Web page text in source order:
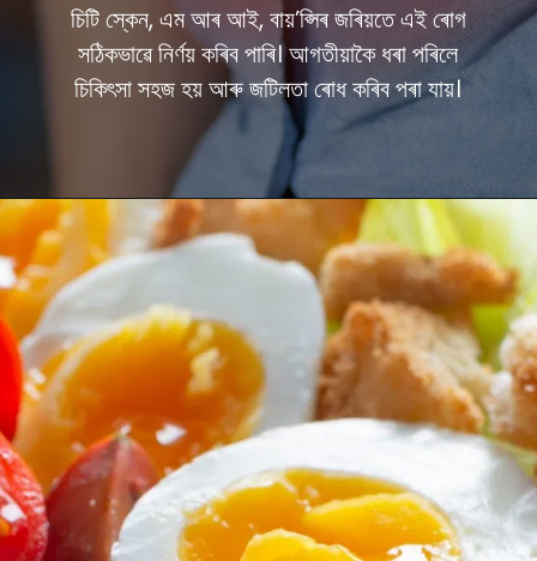
চিটি স্কেন, এম আৰ আই, বায়’প্সিৰ জৰিয়তে এই ৰোগ
সঠিকভাৱে নিৰ্ণয় কৰিব পাৰি। আগতীয়াকৈ ধৰা পৰিলে
চিকিৎসা সহজ হয় আৰু জটিলতা ৰোধ কৰিব পৰা যায়।